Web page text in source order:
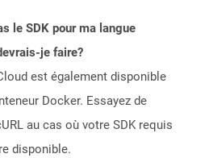
le SDK pour ma langue
je faire?
est également disponible
Docker. Essayez de
au cas où votre SDK requis
disponible.